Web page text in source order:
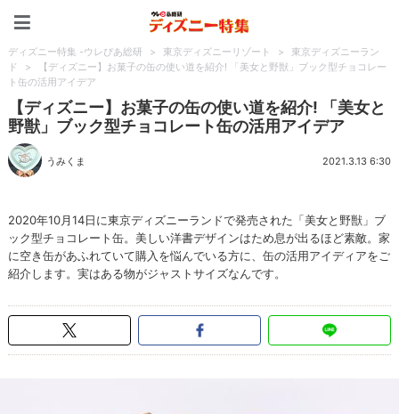
ディズニー特集 -ウレぴあ総研 > 東京ディズニーリゾート >
東京ディズニーラン
ド
>
【ディズニー】お菓子の缶の使い道を紹介! 「美女と野獣」ブック型チョコレー
ト缶の活用アイデア
【ディズニー】お菓子の缶の使い道を紹介! 「美女と
野獣」ブック型チョコレート缶の活用アイデア
うみくま 2021.3.13 6:30
2020年10月14日に東京ディズニーランドで発売された「美女と野獣」ブ
ック型チョコレート缶。美しい洋書デザインはため息が出るほど素敵。家
に空き缶があふれていて購入を悩んでいる方に、缶の活用アイディアをご
紹介します。実はある物がジャストサイズなんです。